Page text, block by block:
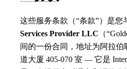
这些服务条款（“条款”）是您
Services Provider LLC （
间的一份合同，地址为阿拉
道大厦 405-070 室 — 它是